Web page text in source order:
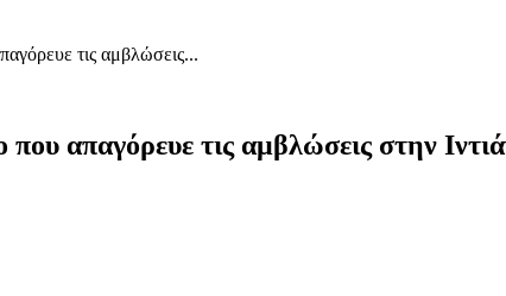
τις αμβλώσεις...
απαγόρευε τις αμβλώσεις στην